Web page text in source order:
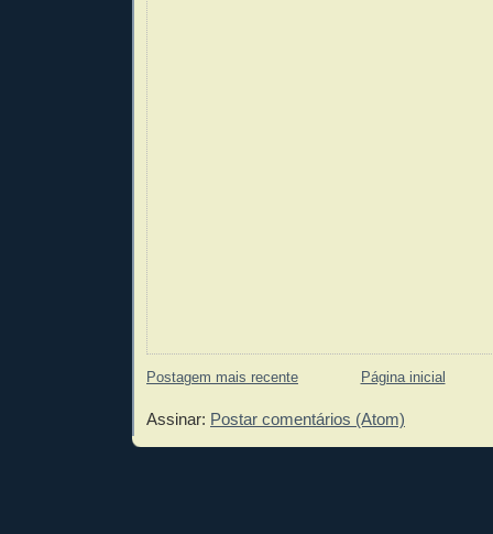
Postagem mais recente Página inicial
Assinar: Postar comentários (Atom)